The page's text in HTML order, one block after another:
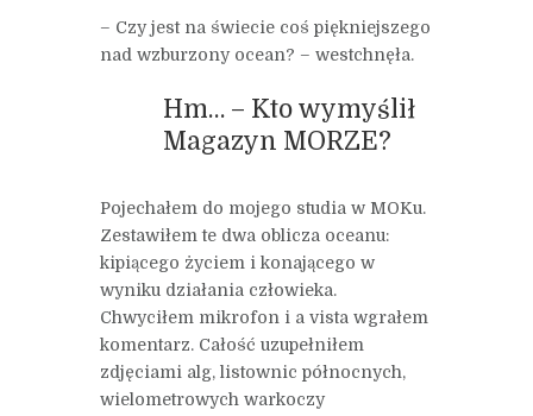
– Czy jest na świecie coś piękniejszego
nad wzburzony ocean? – westchnęła.
Hm… – Kto wymyślił
Magazyn MORZE?
Pojechałem do mojego studia w MOKu.
Zestawiłem te dwa oblicza oceanu:
kipiącego życiem i konającego w
wyniku działania człowieka.
Chwyciłem mikrofon i a vista wgrałem
komentarz. Całość uzupełniłem
zdjęciami alg, listownic północnych,
wielometrowych warkoczy